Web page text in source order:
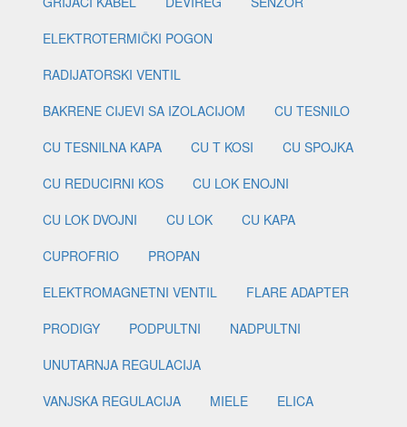
ELEKTROTERMIČKI POGON
RADIJATORSKI VENTIL
BAKRENE CIJEVI SA IZOLACIJOM
CU TESNILO
CU TESNILNA KAPA
CU T KOSI
CU SPOJKA
CU REDUCIRNI KOS
CU LOK ENOJNI
CU LOK DVOJNI
CU LOK
CU KAPA
CUPROFRIO
PROPAN
ELEKTROMAGNETNI VENTIL
FLARE ADAPTER
PRODIGY
PODPULTNI
NADPULTNI
UNUTARNJA REGULACIJA
VANJSKA REGULACIJA
MIELE
ELICA